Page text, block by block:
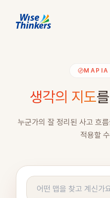
MAPIA
생각의 지도
누군가의 잘 정리된 사고 흐
적용할